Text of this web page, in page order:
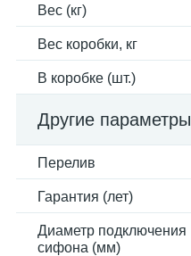
Вес (кг)
Вес коробки, кг
В коробке (шт.)
Другие параметры
Перелив
Гарантия (лет)
Диаметр подключения
сифона (мм)